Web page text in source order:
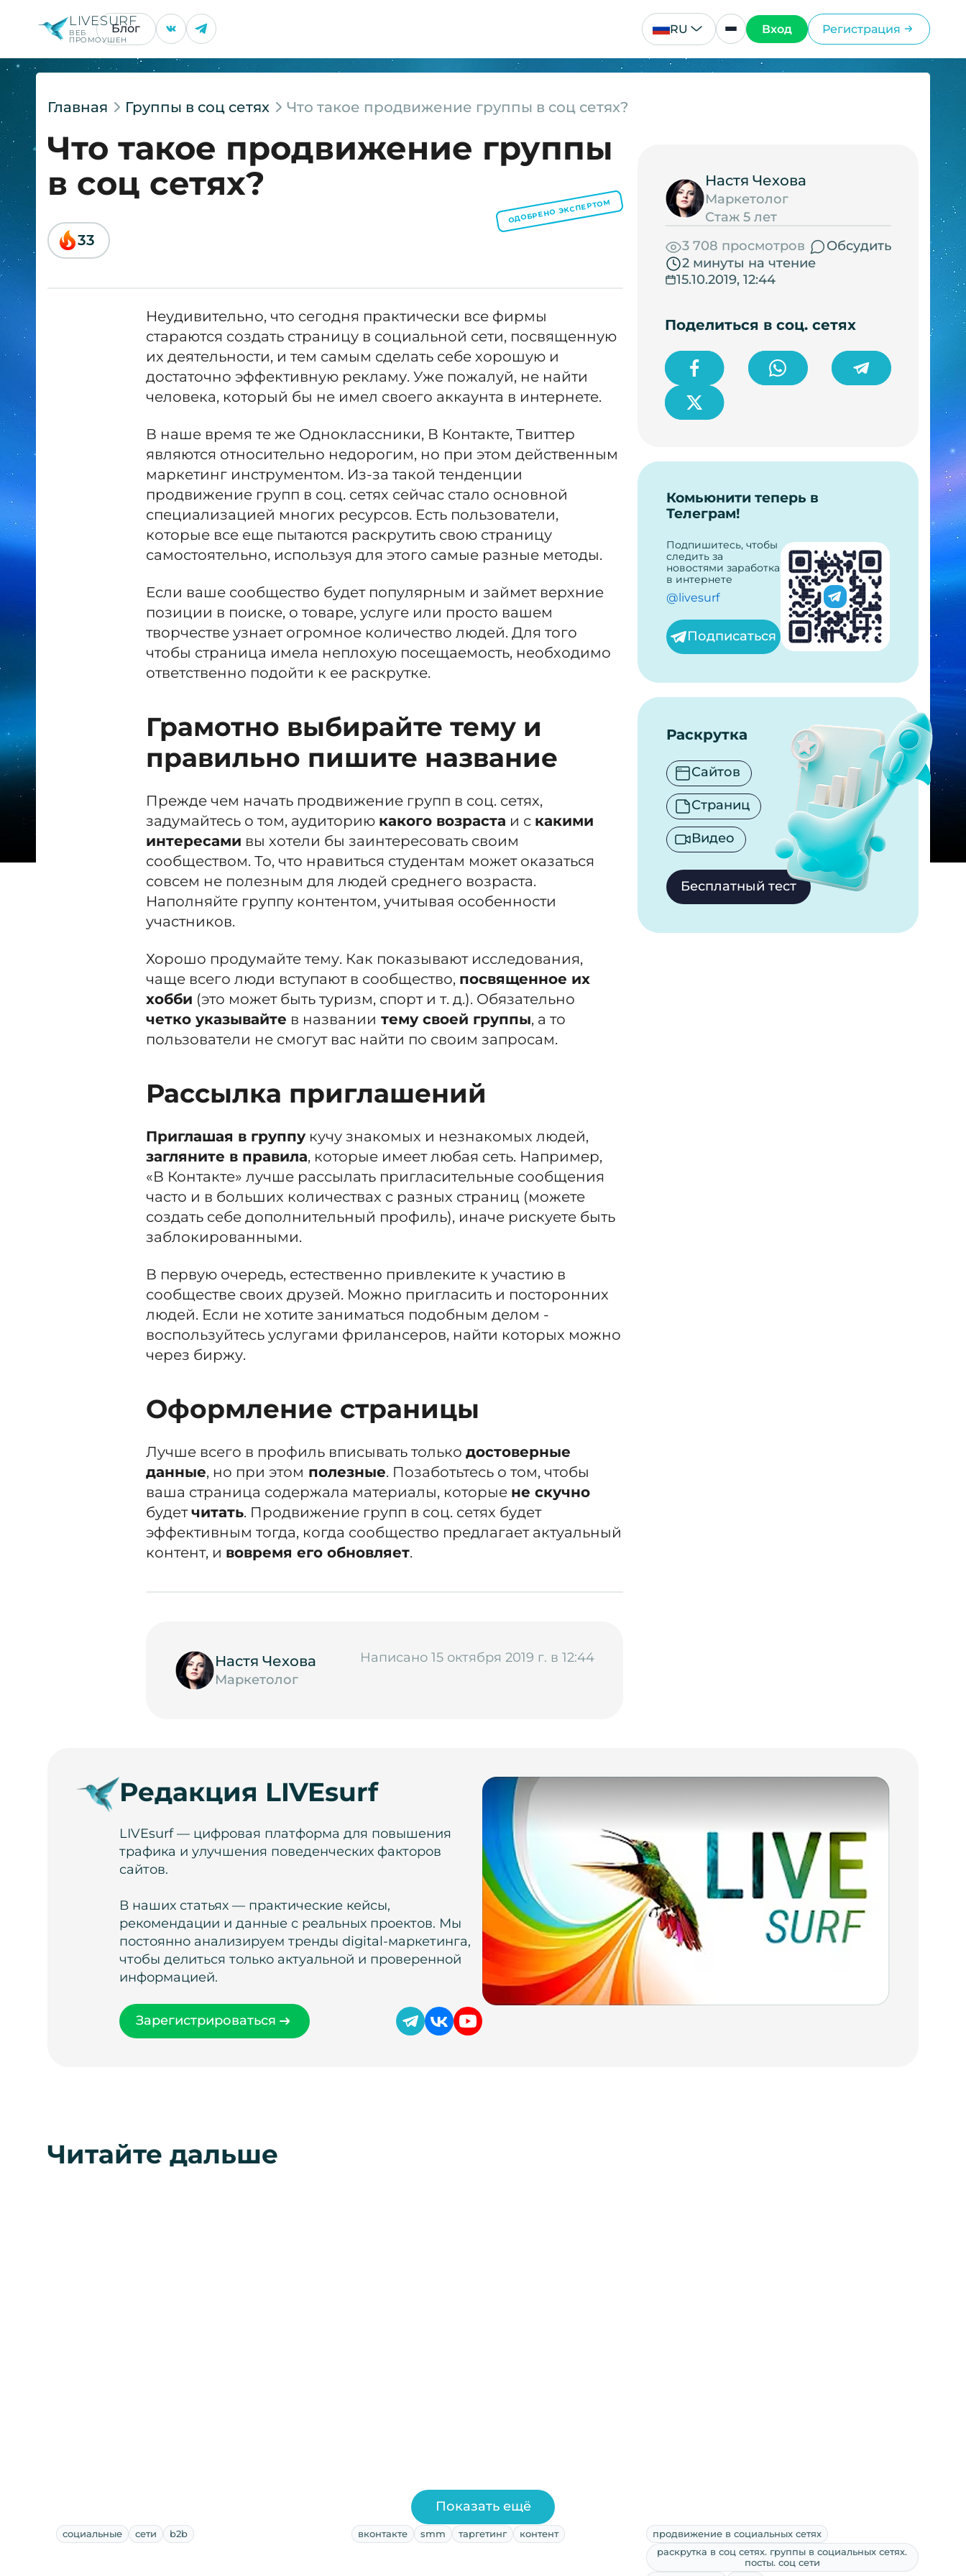
LIVESURF
ВЕБ
ПРОМОУШЕН
Блог RU Вход Регистрация
Главная Группы в соц сетях Что такое продвижение группы в соц сетях?
Что такое продвижение группы
в соц сетях?
ОДОБРЕНО ЭКСПЕРТОМ
33
Неудивительно, что сегодня практически все фирмы
стараются создать страницу в социальной сети, посвященную
их деятельности, и тем самым сделать себе хорошую и
достаточно эффективную рекламу. Уже пожалуй, не найти
человека, который бы не имел своего аккаунта в интернете.
В наше время те же Одноклассники, В Контакте, Твиттер
являются относительно недорогим, но при этом действенным
маркетинг инструментом. Из-за такой тенденции
продвижение групп в соц. сетях сейчас стало основной
специализацией многих ресурсов. Есть пользователи,
которые все еще пытаются раскрутить свою страницу
самостоятельно, используя для этого самые разные методы.
Если ваше сообщество будет популярным и займет верхние
позиции в поиске, о товаре, услуге или просто вашем
творчестве узнает огромное количество людей. Для того
чтобы страница имела неплохую посещаемость, необходимо
ответственно подойти к ее раскрутке.
Грамотно выбирайте тему и
правильно пишите название
Прежде чем начать продвижение групп в соц. сетях,
задумайтесь о том, аудиторию какого возраста и с какими
интересами вы хотели бы заинтересовать своим
сообществом. То, что нравиться студентам может оказаться
совсем не полезным для людей среднего возраста.
Наполняйте группу контентом, учитывая особенности
участников.
Хорошо продумайте тему. Как показывают исследования,
чаще всего люди вступают в сообщество, посвященное их
хобби (это может быть туризм, спорт и т. д.). Обязательно
четко указывайте в названии тему своей группы, а то
пользователи не смогут вас найти по своим запросам.
Рассылка приглашений
Приглашая в группу кучу знакомых и незнакомых людей,
загляните в правила, которые имеет любая сеть. Например,
«В Контакте» лучше рассылать пригласительные сообщения
часто и в больших количествах с разных страниц (можете
создать себе дополнительный профиль), иначе рискуете быть
заблокированными.
В первую очередь, естественно привлеките к участию в
сообществе своих друзей. Можно пригласить и посторонних
людей. Если не хотите заниматься подобным делом -
воспользуйтесь услугами фрилансеров, найти которых можно
через биржу.
Оформление страницы
Лучше всего в профиль вписывать толькодостоверные
данные, но при этом полезные. Позаботьтесь о том, чтобы
ваша страница содержала материалы, которые не скучно
будетчитать. Продвижение групп в соц. сетях будет
эффективным тогда, когда сообщество предлагает актуальный
контент, и вовремя его обновляет.
Настя Чехова
Маркетолог
Написано 15 октября 2019 г. в 12:44
Настя Чехова
Маркетолог
Стаж 5 лет
3 708 просмотров
Обсудить
2 минуты на чтение
15.10.2019, 12:44
Поделиться в соц. сетях
Комьюнити теперь в
Телеграм!
Подпишитесь, чтобы
следить за
новостями заработка
в интернете
@livesurf
Подписаться
Раскрутка
Сайтов
Страниц
Видео
Бесплатный тест
Редакция LIVEsurf
LIVEsurf — цифровая платформа для повышения
трафика и улучшения поведенческих факторов
сайтов.
В наших статьях — практические кейсы,
рекомендации и данные с реальных проектов. Мы
постоянно анализируем тренды digital-маркетинга,
чтобы делиться только актуальной и проверенной
информацией.
Зарегистрироваться
Читайте дальше
социальные сети b2b вконтакте smm таргетинг контент
продвижение в социальных сетях
раскрутка в соц сетях. группы в социальных сетях.
посты. соц сети
Показать ещё